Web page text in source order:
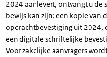
2024 aanlevert, ontvangt u de
bewijs kan zijn: een kopie van
opdrachtbevestiging uit 2024,
een digitale schriftelijke
Voor zakelijke aanvragers